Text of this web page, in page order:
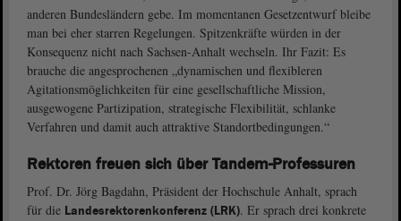
anderen Bundesländern gebe. Im momentanen Gesetzentwurf bleibe
man bei eher starren Regelungen. Spitzenkräfte würden in der
Konsequenz nicht nach Sachsen-Anhalt wechseln. Ihr Fazit: Es
brauche die angesprochenen „dynamischen und flexibleren
Agitationsmöglichkeiten für eine gesellschaftliche Mission,
ausgewogene Partizipation, strategische Flexibilität, schlanke
Verfahren und damit auch attraktive Standortbedingungen.“
Rektoren freuen sich über Tandem-Professuren
Prof. Dr. Jörg Bagdahn, Präsident der Hochschule Anhalt, sprach
für die Landesrektorenkonferenz (LRK). Er sprach drei konkrete